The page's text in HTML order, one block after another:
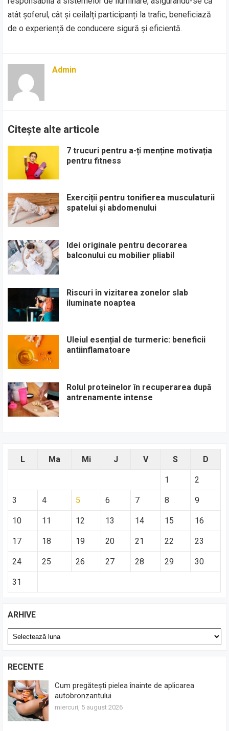
atât șoferul, cât și ceilalți participanți la trafic, beneficiază
de o experiență de conducere sigură și eficientă.
Admin
Citește alte articole
7 trucuri pentru a-ți menține motivația
pentru fitness
Exerciții pentru tonifierea musculaturii
spatelui și abdomenului
Idei originale pentru decorarea
balconului cu mobilier pliabil
Riscuri în vizitarea zonelor slab
iluminate noaptea
Uleiul esențial de turmeric: beneficii
antiinflamatoare
Rolul proteinelor în recuperarea după
antrenamente intense
L Ma Mi J V S D
1 2
3 4 5 6 7 8 9
10 11 12 13 14 15 16
17 18 19 20 21 22 23
24 25 26 27 28 29 30
31
ARHIVE
Arhive
RECENTE
Cum pregătești pielea înainte de aplicarea
autobronzantului
miercuri, 5 august 2026